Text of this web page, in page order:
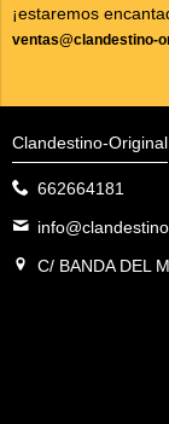
¡estaremos
ventas@clandestino-
Clandestino-Original
662664181
C/ BANDA DEL